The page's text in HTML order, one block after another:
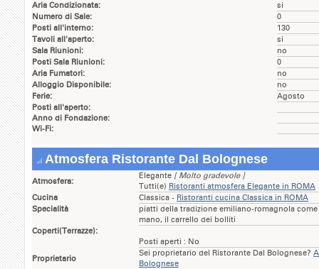
Aria Condizionata:
si
Numero di Sale:
0
Posti all'interno:
130
Tavoli all'aperto:
si
Sala Riunioni:
no
Posti Sala Riunioni:
0
Aria Fumatori:
no
Alloggio Disponibile:
no
Ferie:
Agosto
Posti all'aperto:
Anno di Fondazione:
Wi-Fi:
Atmosfera Ristorante Dal Bolognese
Atmosfera:
Elegante [ Molto gradevole ]
Tutti(e) Ristoranti atmosfera Elegante in ROMA
Cucina
Classica - Ristoranti cucina Classica in ROMA
Specialità
piatti della tradizione emiliano-romagnola
mano, il carrello dei bolliti
Coperti(Terrazze):
Posti aperti : No
Proprietario
Sei proprietario del Ristorante Dal Bolognese?
Bolognese